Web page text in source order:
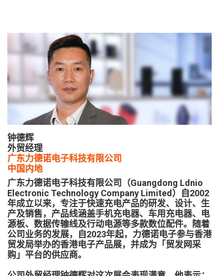
钟德辉
外贸经理
广东力德诺电子科技有限公司
中国内地
广东力德诺电子科技有限公司（Guangdong Ldnio
Electronic Technology Company Limited）自2002
年成立以来，专注于快速充电产品的研发、设计、生
产及销售，产品线涵盖手机充电器、车用充电器、电
源板、数据传输线及行动电源等多款数位配件。随着
公司业务的发展，自2023年起，力德诺电子参与香港
贸发局举办的香港电子产品展，并成为「贸发网采
购」平台的供应商。